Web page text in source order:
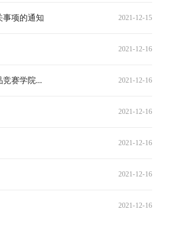
2021-12-15
事项的通知
2021-12-16
2021-12-16
赛学院...
2021-12-16
2021-12-16
2021-12-16
2021-12-16